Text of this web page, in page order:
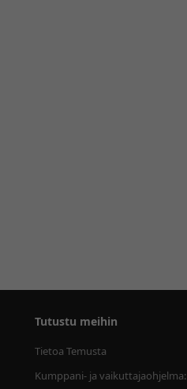
Tutustu meihin
Tietoa Temusta
Kumppani- ja